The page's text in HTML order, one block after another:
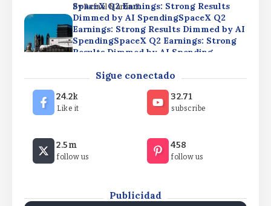
ByRafael Martín F.
SpaceX Q2 Earnings: Strong Results
Dimmed by AI SpendingSpaceX Q2
Earnings: Strong Results Dimmed by AI
SpendingSpaceX Q2 Earnings: Strong
Results Dimmed by AI Spending
Rafael Martín F.
Cryptocurrencies: Bitcoin Roughly Flat
This WeekCryptocurrencies: Bitcoin
Roughly Flat This
WeekCryptocurrencies: Bitcoin
Roughly Flat This Week
Bitcoin gains focus as Pentagon
rewrites nuclear strategyBitcoin gains
focus as Pentagon rewrites nuclear
ByRafael Martín F.
Sigue conectado
24.2k
Like it
32.71
subscribe
2.5m
follow us
458
follow us
Publicidad